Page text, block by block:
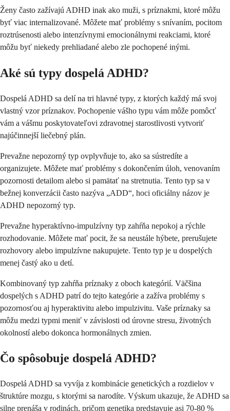
Ženy často zažívajú ADHD inak ako muži, s príznakmi, ktoré môžu
byť viac internalizované. Môžete mať problémy s snívaním, pocitom
roztrúsenosti alebo intenzívnymi emocionálnymi reakciami, ktoré
môžu byť niekedy prehliadané alebo zle pochopené inými.
Aké sú typy dospelá ADHD?
Dospelá ADHD sa delí na tri hlavné typy, z ktorých každý má svoj
vlastný vzor príznakov. Pochopenie vášho typu vám môže pomôcť
vám a vášmu poskytovateľovi zdravotnej starostlivosti vytvoriť
najúčinnejší liečebný plán.
Prevažne nepozorný typ ovplyvňuje to, ako sa sústredíte a
organizujete. Môžete mať problémy s dokončením úloh, venovaním
pozornosti detailom alebo si pamätať na stretnutia. Tento typ sa v
bežnej konverzácii často nazýva „ADD“, hoci oficiálny názov je
ADHD nepozorný typ.
Prevažne hyperaktívno-impulzívny typ zahŕňa nepokoj a rýchle
rozhodovanie. Môžete mať pocit, že sa neustále hýbete, prerušujete
rozhovory alebo impulzívne nakupujete. Tento typ je u dospelých
menej častý ako u detí.
Kombinovaný typ zahŕňa príznaky z oboch kategórií. Väčšina
dospelých s ADHD patrí do tejto kategórie a zažíva problémy s
pozornosťou aj hyperaktivitu alebo impulzivitu. Vaše príznaky sa
môžu medzi typmi meniť v závislosti od úrovne stresu, životných
okolností alebo dokonca hormonálnych zmien.
Čo spôsobuje dospelá ADHD?
Dospelá ADHD sa vyvíja z kombinácie genetických a rozdielov v
štruktúre mozgu, s ktorými sa narodíte. Výskum ukazuje, že ADHD sa
silne prenáša v rodinách, pričom genetika predstavuje asi 70-80 %